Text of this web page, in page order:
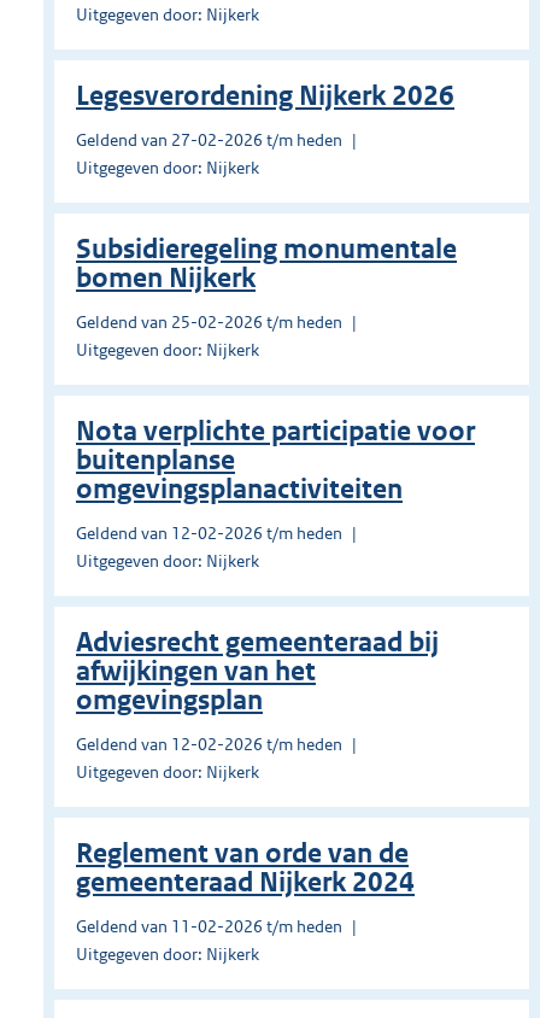
Uitgegeven door: Nijkerk
Legesverordening Nijkerk 2026
Geldend van 27-02-2026 t/m heden
Uitgegeven door: Nijkerk
Subsidieregeling monumentale
bomen Nijkerk
Geldend van 25-02-2026 t/m heden
Uitgegeven door: Nijkerk
Nota verplichte participatie voor
buitenplanse
omgevingsplanactiviteiten
Geldend van 12-02-2026 t/m heden
Uitgegeven door: Nijkerk
Adviesrecht gemeenteraad bij
afwijkingen van het
omgevingsplan
Geldend van 12-02-2026 t/m heden
Uitgegeven door: Nijkerk
Reglement van orde van de
gemeenteraad Nijkerk 2024
Geldend van 11-02-2026 t/m heden
Uitgegeven door: Nijkerk